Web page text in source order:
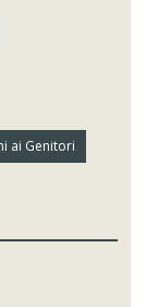
ai Genitori